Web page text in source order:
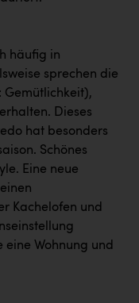
häufig in
sprechen die
Gemütlichkeit),
Dieses
hat besonders
Schönes
Eine neue
Kachelofen und
eine Wohnung und